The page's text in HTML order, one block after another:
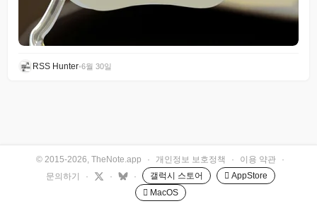
RSS Hunter•6월 30일
© 2015-2026, TheNote.app · 개인정보 보호정책 · 이용 약관
·
문의하기
· · · 갤럭시 스토어
 AppStore
 MacOS